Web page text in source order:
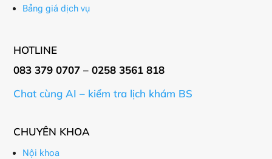
Bảng giá dịch vụ
HOTLINE
083 379 0707 – 0258 3561 818
Chat cùng AI – kiểm tra lịch khám BS
CHUYÊN KHOA
Nội khoa